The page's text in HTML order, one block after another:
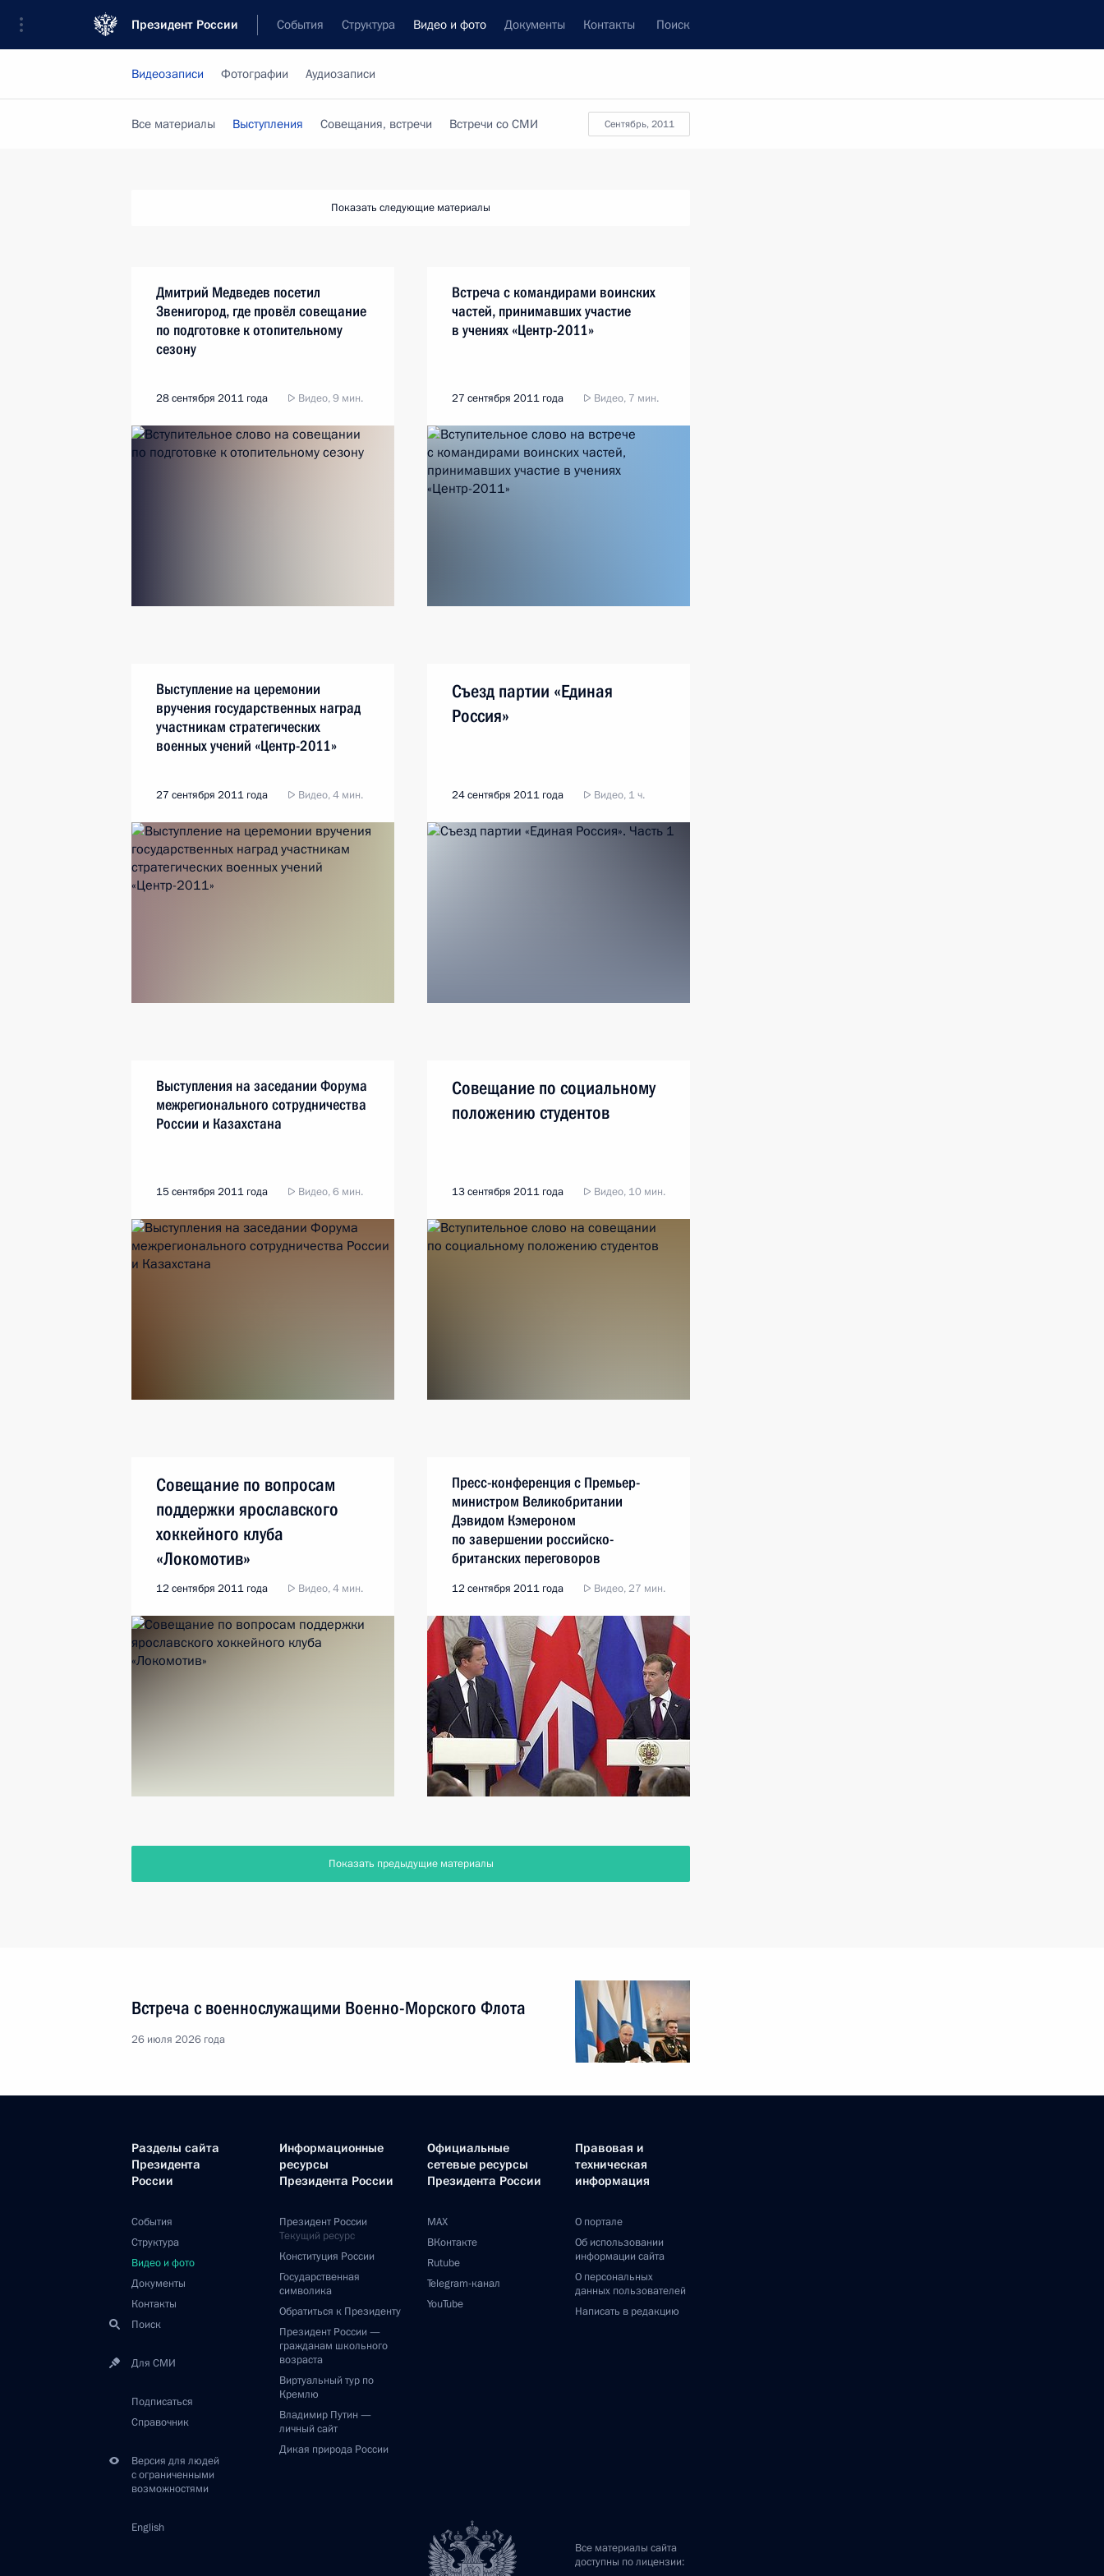
Президент России События Структура Видео и фото Документы Контакты Поиск
Видеозаписи Фотографии Аудиозаписи
сентябрь, 2011
Все материалы Выступления Совещания, встречи Встречи со СМИ
Показать следующие материалы
Дмитрий Медведев посетил
Звенигород, где провёл совещание
по подготовке к отопительному
сезону
28 сентября 2011 года Видео, 9 мин.
Встреча с командирами воинских
частей, принимавших участие
в учениях «Центр-2011»
27 сентября 2011 года Видео, 7 мин.
Выступление на церемонии
вручения государственных наград
участникам стратегических
военных учений «Центр-2011»
27 сентября 2011 года Видео, 4 мин.
Съезд партии «Единая
Россия»
24 сентября 2011 года Видео, 1 ч.
Выступления на заседании Форума
межрегионального сотрудничества
России и Казахстана
15 сентября 2011 года Видео, 6 мин.
Совещание по социальному
положению студентов
13 сентября 2011 года Видео, 10 мин.
Совещание по вопросам
поддержки ярославского
хоккейного клуба
«Локомотив»
12 сентября 2011 года Видео, 4 мин.
Пресс-конференция с Премьер-
министром Великобритании
Дэвидом Кэмероном
по завершении российско-
британских переговоров
12 сентября 2011 года Видео, 27 мин.
Показать предыдущие материалы
Встреча с военнослужащими Военно-Морского Флота
26 июля 2026 года
Разделы сайта
Президента
России
События
Структура
Видео и фото
Документы
Контакты
Поиск
Для СМИ
Подписаться
Справочник
Версия для людей
с ограниченными
возможностями
English
Информационные
ресурсы
Президента России
Президент России
Текущий ресурс
Конституция России
Государственная
символика
Обратиться к Президенту
Президент России —
гражданам школьного
возраста
Виртуальный тур по
Кремлю
Владимир Путин —
личный сайт
Дикая природа России
Официальные
сетевые ресурсы
Президента России
MAX
ВКонтакте
Rutube
Telegram-канал
YouTube
Правовая и
техническая
информация
О портале
Об использовании
информации сайта
О персональных
данных пользователей
Написать в редакцию
Все материалы сайта
доступны по лицензии: